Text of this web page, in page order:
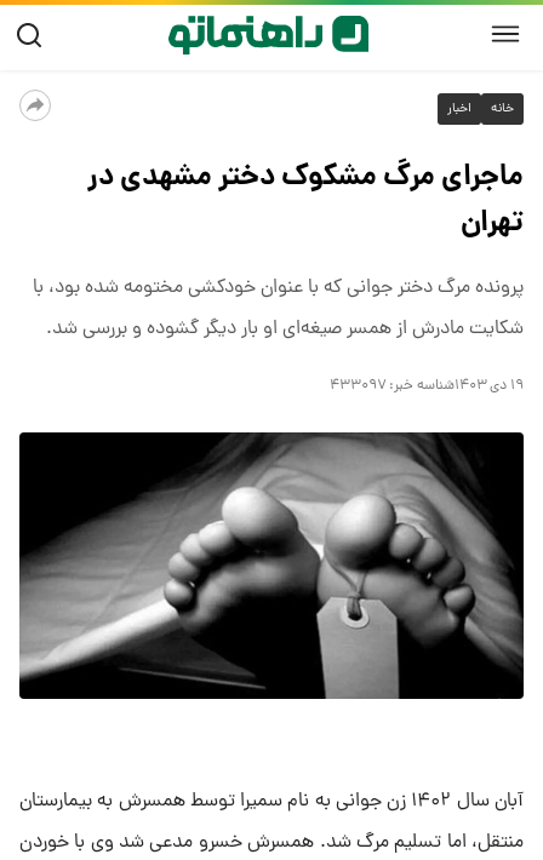
خانه اخبار
ماجرای مرگ مشکوک دختر مشهدی در
تهران
پرونده مرگ دختر جوانی که با عنوان خودکشی مختومه شده بود، با
شکایت مادرش از همسر صیغه‌ای او بار دیگر گشوده و بررسی شد.
۱۹ دی ۱۴۰۳ شناسه خبر: ۴۳۳۰۹۷
آبان سال ۱۴۰۲ زن جوانی به نام سمیرا توسط همسرش به بیمارستان
منتقل، اما تسلیم مرگ شد. همسرش خسرو مدعی شد وی با خوردن